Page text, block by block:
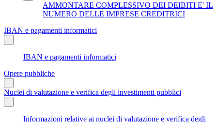
AMMONTARE COMPLESSIVO DEI DEIBITI E' IL
NUMERO DELLE IMPRESE CREDITRICI
IBAN e pagamenti informatici
IBAN e pagamenti informatici
Opere pubbliche
Nuclei di valutazione e verifica degli investimenti pubblici
Informazioni relative ai nuclei di valutazione e verifica degli